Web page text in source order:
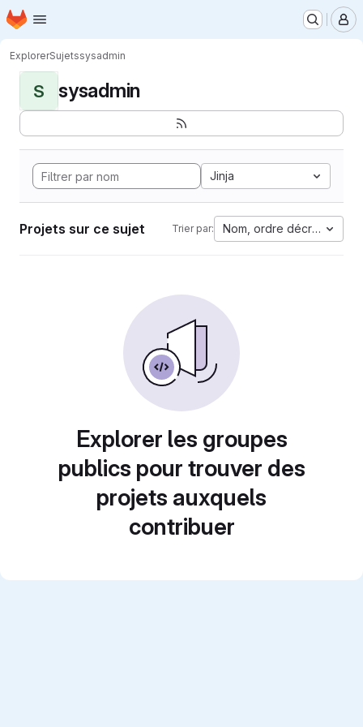
Passer au contenu principal
Page d'accueil
ExplorerSujetssysadmin
S sysadmin
Jinja
Projets sur ce sujet Trier par: Nom, ordre décroissant
Explorer les groupes
publics pour trouver des
projets auxquels
contribuer